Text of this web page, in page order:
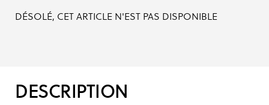
DÉSOLÉ, CET ARTICLE N'EST PAS DISPONIBLE
DESCRIPTION